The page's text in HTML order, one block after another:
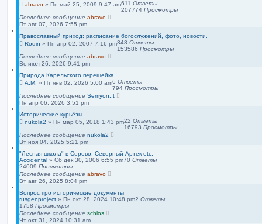
abravo » Пн май 25, 2009 9:47 am611 Ответы
207774 Просмотры
Последнее сообщение abravo
Пт авг 07, 2026 7:55 pm
Православный приход: расписание богослужений, фото, новости.
Roqin » Пн апр 02, 2007 7:16 pm348 Ответы
153586 Просмотры
Последнее сообщение abravo
Вс июл 26, 2026 9:41 pm
Природа Карельского перешейка
А.М. » Пт янв 02, 2026 5:00 am6 Ответы
794 Просмотры
Последнее сообщение Semyon..t
Пн апр 06, 2026 3:51 pm
Исторические курьёзы.
nukola2 » Пн мар 05, 2018 1:43 pm22 Ответы
16793 Просмотры
Последнее сообщение nukola2
Вт ноя 04, 2025 5:21 pm
"Лесная школа" в Серово, Северный Артек etc.
Accidental » Сб дек 30, 2006 6:55 pm70 Ответы
24009 Просмотры
Последнее сообщение abravo
Вт авг 26, 2025 8:04 pm
Вопрос про исторические документы
rusgenproject » Пн окт 28, 2024 10:48 pm2 Ответы
1758 Просмотры
Последнее сообщение schlos
Чт окт 31, 2024 10:31 am